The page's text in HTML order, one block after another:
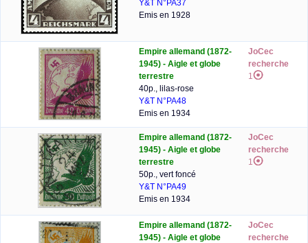
Y&T N°PA37
Emis en 1928
Empire allemand (1872-
1945) - Aigle et globe
terrestre
40p., lilas-rose
Y&T N°PA48
Emis en 1934
JoCec
recherche
1
Empire allemand (1872-
1945) - Aigle et globe
terrestre
50p., vert foncé
Y&T N°PA49
Emis en 1934
JoCec
recherche
1
Empire allemand (1872-
1945) - Aigle et globe
JoCec
recherche